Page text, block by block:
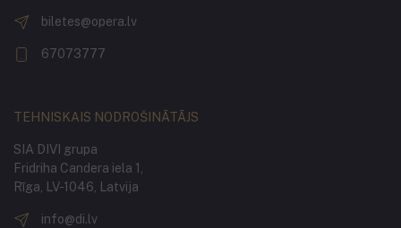
biletes@opera.lv
67073777
TEHNISKAIS NODROŠINĀTĀJS
SIA DIVI grupa
Fridriha Candera iela 1,
Rīga, LV-1046, Latvija
info@di.lv